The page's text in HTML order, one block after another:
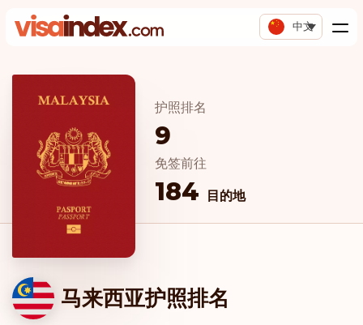
中文
护照排名
9
免签前往
184 目的地
马来西亚护照排名